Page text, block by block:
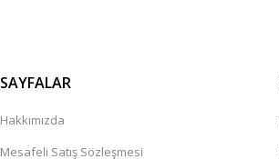
SAYFALAR
Hakkımızda
Mesafeli Satış Sözleşmesi